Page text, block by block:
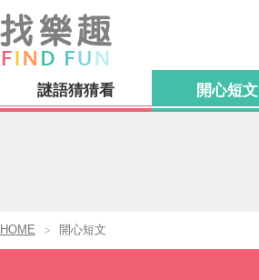
謎語猜猜看 開心短文
HOME 開心短文